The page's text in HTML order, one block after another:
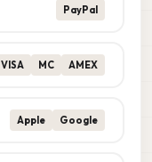
PayPal
VISA MC AMEX
Apple Google